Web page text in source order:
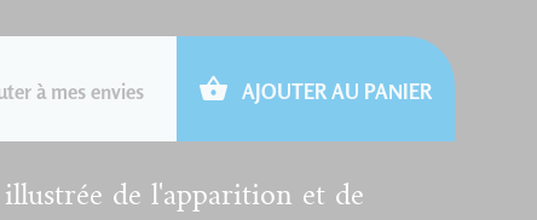
à mes envies AJOUTER AU PANIER
de l'apparition et de